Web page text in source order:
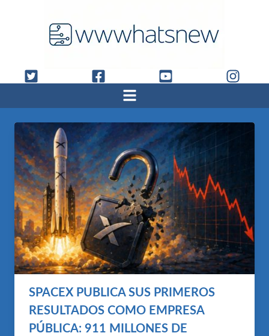
SPACEX PUBLICA SUS PRIMEROS
RESULTADOS COMO EMPRESA
PÚBLICA: 911 MILLONES DE